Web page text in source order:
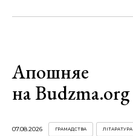
Апошняе
на Budzma.org
07.08.2026 ГРАМАДСТВА ЛІТАРАТУРА